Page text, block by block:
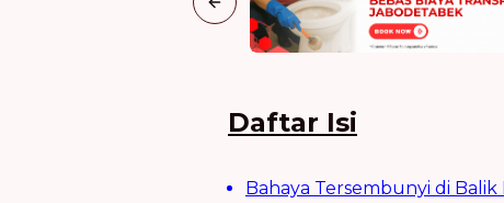
Previous slide
Daftar Isi
Bahaya Tersembunyi di